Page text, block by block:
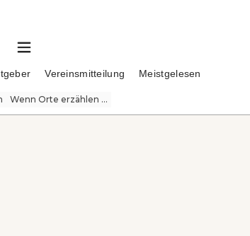
Vereinsmitteilung Meistgelesen
Wenn Orte erzählen ...